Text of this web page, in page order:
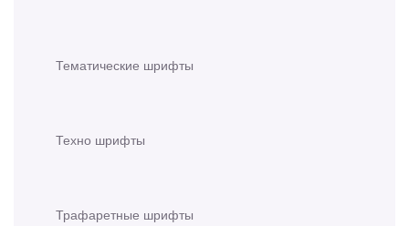
Тематические шрифты
Техно шрифты
Трафаретные шрифты